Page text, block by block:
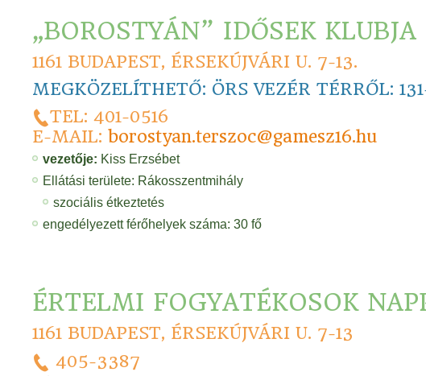
„BOROSTYÁN” IDŐSEK KLUBJA
1161 BUDAPEST, ÉRSEKÚJVÁRI U. 7-13.
MEGKÖZELÍTHETŐ: ÖRS VEZÉR TÉRRŐL:
TEL: 401-0516
E-MAIL: borostyan.terszoc@gamesz16.hu
vezetője: Kiss Erzsébet
Ellátási területe: Rákosszentmihály
szociális étkeztetés
engedélyezett férőhelyek száma: 30 fő
ÉRTELMI FOGYATÉKOSOK
1161 BUDAPEST, ÉRSEKÚJVÁRI U. 7-13
405-3387